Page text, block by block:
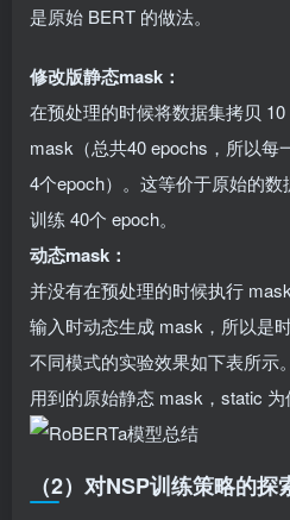
是原始 BERT 的做法。
修改版静态mask：
在预处理的时候将数据集拷贝
mask（总共40 epochs，所以每
4个epoch）。这等价于原始的
训练 40个 epoch。
动态mask：
并没有在预处理的时候执行
输入时动态生成 mask，所以是时
不同模式的实验效果如下表所示
用到的原始静态 mask，static 为
（2）对NSP训练策略的探